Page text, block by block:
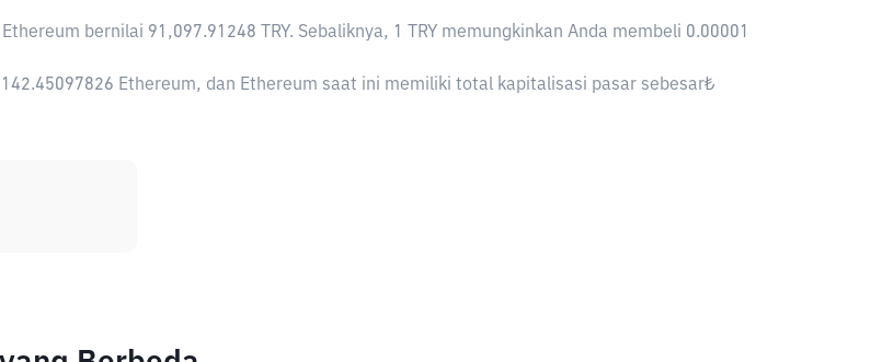
bernilai 91,097.91248 TRY. Sebaliknya, 1 TRY memungkinkan Anda membeli 0.00001
Ethereum, dan Ethereum saat ini memiliki total kapitalisasi pasar sebesar₺